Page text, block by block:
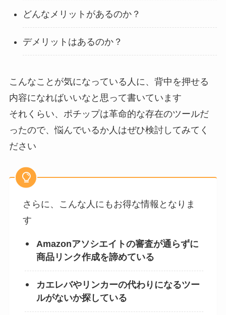
どんなメリットがあるのか？
デメリットはあるのか？
こんなことが気になっている人に、背中を押せる
内容になればいいなと思って書いています
それくらい、ポチップは革命的な存在のツールだ
ったので、悩んでいるか人はぜひ検討してみてく
ださい
さらに、こんな人にもお得な情報となりま
す
Amazonアソシエイトの審査が通らずに
商品リンク作成を諦めている
カエレバやリンカーの代わりになるツー
ルがないか探している